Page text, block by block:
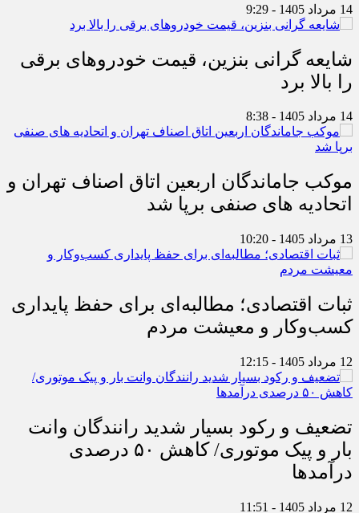
14 مرداد 1405 - 9:29
شایعه گرانی بنزین، قیمت خودروهای برقی
را بالا برد
14 مرداد 1405 - 8:38
موکب جاماندگان اربعین اتاق اصناف تهران و
اتحادیه های صنفی برپا شد
13 مرداد 1405 - 10:20
ثبات اقتصادی؛ مطالبه‌ای برای حفظ پایداری
کسب‌وکار و معیشت مردم
12 مرداد 1405 - 12:15
تضعیف و رکود بسیار شدید رانندگان وانت
بار و پیک موتوری/ کاهش ۵۰ درصدی
درآمدها
12 مرداد 1405 - 11:51